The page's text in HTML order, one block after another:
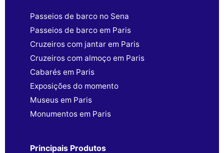
Passeios de barco no Sena
Passeios de barco em Paris
Cruzeiros com jantar em Paris
Cruzeiros com almoço em Paris
Cabarés em Paris
Exposições do momento
Museus em Paris
Monumentos em Paris
Principais Produtos